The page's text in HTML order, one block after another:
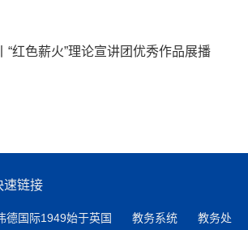
“红色薪火”理论宣讲团优秀作品展播
速链接
德国际1949始于英国 教务系统 教务处